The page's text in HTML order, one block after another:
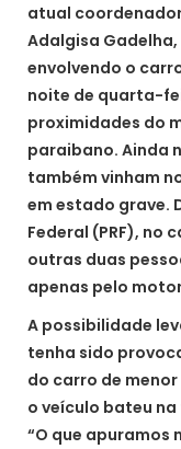
atual
Adalgisa
envolvendo o
noite de quarta-
proximidades do
paraibano. Ainda
também vinham
em estado grave.
Federal (PRF), no
outras duas
apenas pelo
A possibilidade
tenha sido
do carro de
o veículo bateu
“O que apuramos